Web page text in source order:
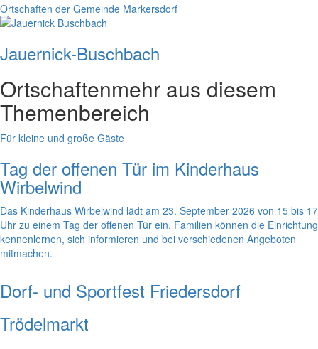
Ortschaften der Gemeinde Markersdorf
Jauernick-Buschbach
Ortschaftenmehr aus diesem
Themenbereich
Für kleine und große Gäste
Tag der offenen Tür im Kinderhaus
Wirbelwind
Das Kinderhaus Wirbelwind lädt am 23. September 2026 von 15 bis 17
Uhr zu einem Tag der offenen Tür ein. Familien können die Einrichtung
kennenlernen, sich informieren und bei verschiedenen Angeboten
mitmachen.
Dorf- und Sportfest Friedersdorf
Trödelmarkt